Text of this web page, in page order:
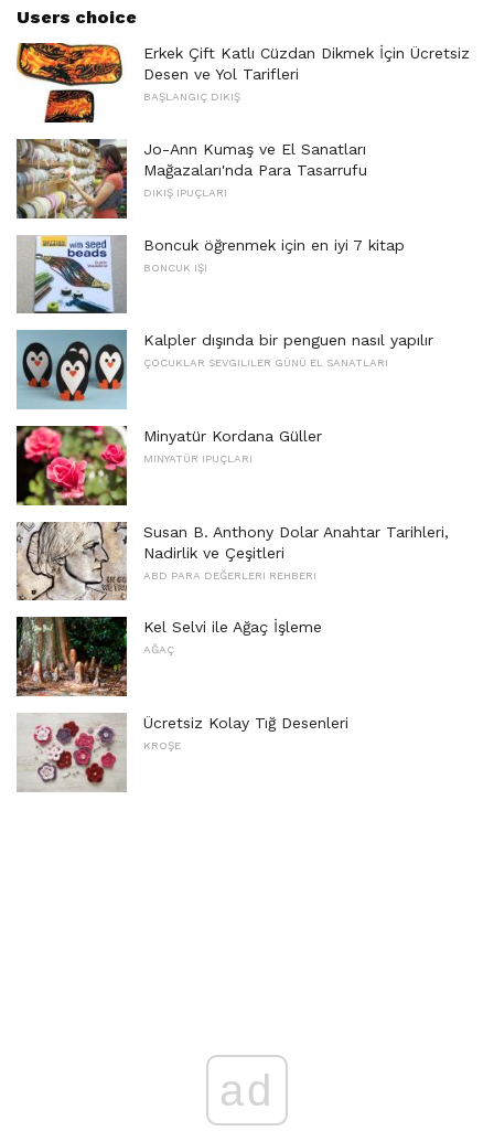
Users choice
Erkek Çift Katlı Cüzdan Dikmek İçin Ücretsiz
Desen ve Yol Tarifleri
BAŞLANGIÇ ​​DIKIŞ
Jo-Ann Kumaş ve El Sanatları
Mağazaları'nda Para Tasarrufu
DIKIŞ IPUÇLARI
Boncuk öğrenmek için en iyi 7 kitap
BONCUK IŞI
Kalpler dışında bir penguen nasıl yapılır
ÇOCUKLAR SEVGILILER GÜNÜ EL SANATLARI
Minyatür Kordana Güller
MINYATÜR IPUÇLARI
Susan B. Anthony Dolar Anahtar Tarihleri,
Nadirlik ve Çeşitleri
ABD PARA DEĞERLERI REHBERI
Kel Selvi ile Ağaç İşleme
AĞAÇ
Ücretsiz Kolay Tığ Desenleri
KROŞE
ad